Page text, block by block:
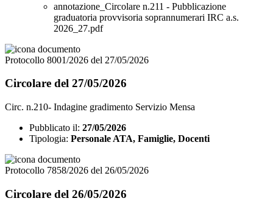
annotazione_Circolare n.211 - Pubblicazione
graduatoria provvisoria soprannumerari IRC a.s.
2026_27.pdf
Protocollo 8001/2026 del 27/05/2026
Circolare del 27/05/2026
Circ. n.210- Indagine gradimento Servizio Mensa
Pubblicato il: 27/05/2026
Tipologia: Personale ATA, Famiglie, Docenti
Protocollo 7858/2026 del 26/05/2026
Circolare del 26/05/2026